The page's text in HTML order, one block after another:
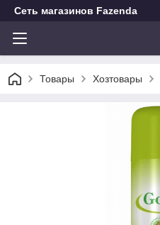
Сеть магазинов Fazenda
Товары Хозтовары